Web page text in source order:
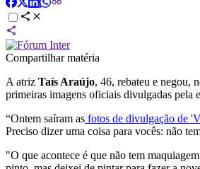
Compartilhar matéria
A atriz Taís Araújo, 46, rebateu e negou,
primeiras imagens oficiais divulgadas pela
“Ontem saíram as fotos de divulgação de
Preciso dizer uma coisa para vocês: não
"O que acontece é que não tem